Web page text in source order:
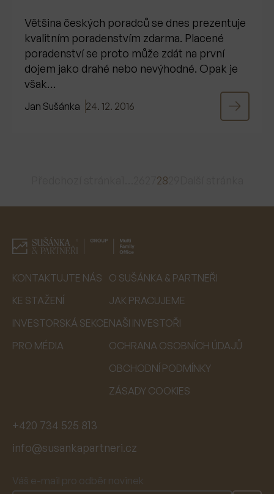
Většina českých poradců se dnes prezentuje
kvalitním poradenstvím zdarma. Placené
poradenství se proto může zdát na první
dojem jako drahé nebo nevýhodné. Opak je
však…
Jan Sušánka 24. 12. 2016
28
KONTAKTUJTE NÁS
KE STAŽENÍ
INVESTORSKÁ SEKCE
PRO MÉDIA
O SUŠÁNKA & PARTNEŘI
JAK PRACUJEME
NAŠI INVESTOŘI
OCHRANA OSOBNÍCH ÚDAJŮ
OBCHODNÍ PODMÍNKY
ZÁSADY COOKIES
+420 734 525 813
info@susankapartneri.cz
Váš e-mail pro odběr novinek